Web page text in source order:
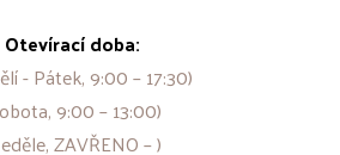
Otevírací doba:
- Pátek, 9:00 – 17:30)
9:00 – 13:00)
ZAVŘENO – )